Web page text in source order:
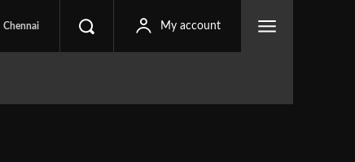
Chennai My account